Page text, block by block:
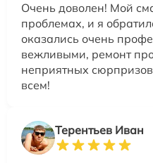
Очень доволен! Мой
проблемах, и я
оказались очень
вежливыми, ремонт
неприятных
всем!
Терентьев Иван